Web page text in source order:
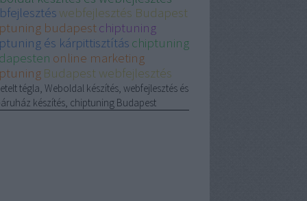
webfejlesztés Budapest
budapestchiptuning
és kárpittisztítás chiptuning
online marketing
Budapest webfejlesztés
tégla, Weboldal készítés, webfejlesztés és
készítés, chiptuning Budapest